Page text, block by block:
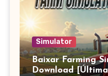
Simulator
Baixar Farming
Download